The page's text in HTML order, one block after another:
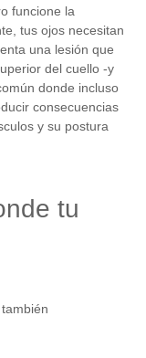
funcione la
tus ojos necesitan
una lesión que
del cuello -y
donde incluso
consecuencias
y su postura
tu